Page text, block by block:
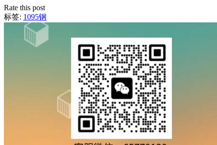
Rate this post
标签: 1095钢